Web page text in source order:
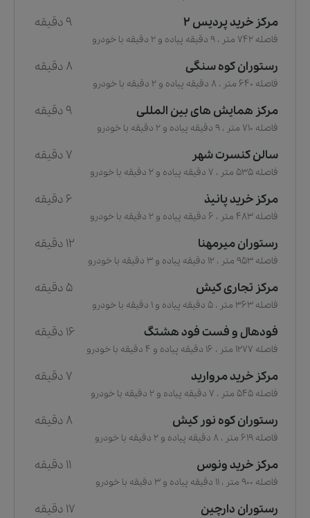
مرکز خرید پردیس 2 9 دقیقه
فاصله 742 متر ، 9 دقیقه پیاده و 2 دقیقه با خودرو
رستوران کوه سنگی 8 دقیقه
فاصله 640 متر ، 8 دقیقه پیاده و 2 دقیقه با خودرو
مرکز همایش های بین المللی 9 دقیقه
فاصله 710 متر ، 9 دقیقه پیاده و 2 دقیقه با خودرو
سالن کنسرت شهر 7 دقیقه
فاصله 535 متر ، 7 دقیقه پیاده و 2 دقیقه با خودرو
مرکز خرید پانیذ 6 دقیقه
فاصله 483 متر ، 6 دقیقه پیاده و 2 دقیقه با خودرو
رستوران میرمهنا 12 دقیقه
فاصله 953 متر ، 12 دقیقه پیاده و 3 دقیقه با خودرو
مرکز تجاری کیش 5 دقیقه
فاصله 363 متر ، 5 دقیقه پیاده و 1 دقیقه با خودرو
فودهال و فست فود هشتگ 16 دقیقه
فاصله 1277 متر ، 16 دقیقه پیاده و 4 دقیقه با خودرو
مرکز خرید مروارید 7 دقیقه
فاصله 545 متر ، 7 دقیقه پیاده و 2 دقیقه با خودرو
رستوران کوه نور کیش 8 دقیقه
فاصله 619 متر ، 8 دقیقه پیاده و 2 دقیقه با خودرو
مرکز خرید ونوس 11 دقیقه
فاصله 900 متر ، 11 دقیقه پیاده و 3 دقیقه با خودرو
رستوران دارچین 17 دقیقه